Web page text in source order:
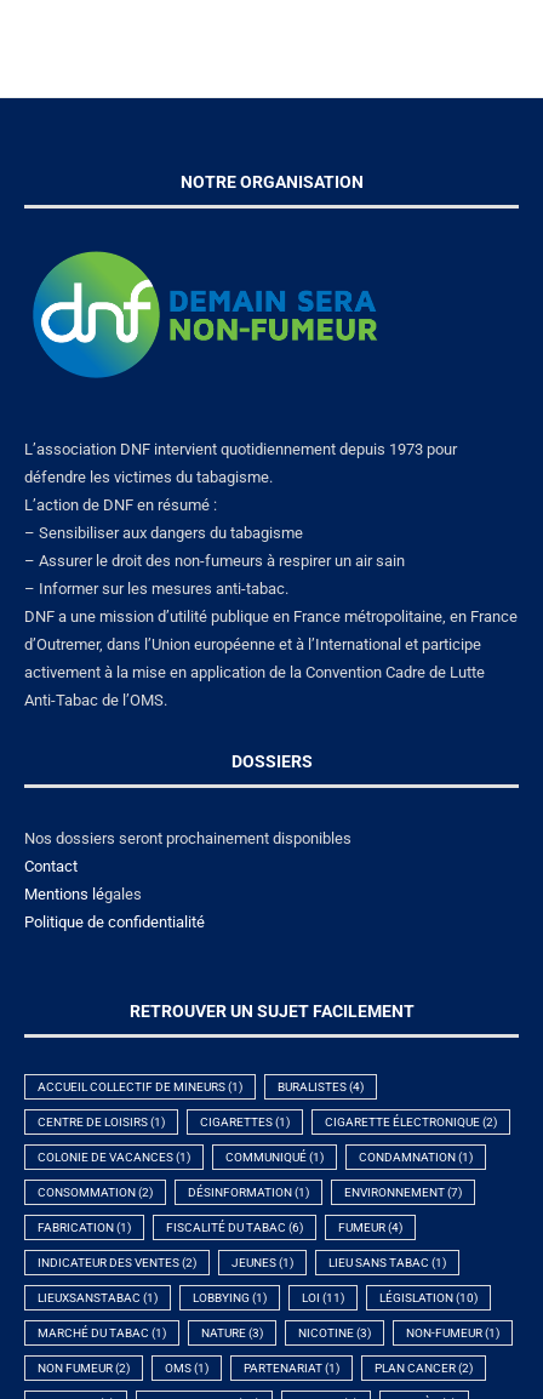
NOTRE ORGANISATION
L’association DNF intervient quotidiennement depuis 1973 pour
défendre les victimes du tabagisme.
L’action de DNF en résumé :
– Sensibiliser aux dangers du tabagisme
– Assurer le droit des non-fumeurs à respirer un air sain
– Informer sur les mesures anti-tabac.
DNF a une mission d’utilité publique en France métropolitaine, en France
d’Outremer, dans l’Union européenne et à l’International et participe
activement à la mise en application de la Convention Cadre de Lutte
Anti-Tabac de l’OMS.
DOSSIERS
Nos dossiers seront prochainement disponibles
Contact
Mentions légales
Politique de confidentialité
RETROUVER UN SUJET FACILEMENT
ACCUEIL COLLECTIF DE MINEURS(1) BURALISTES(4)
CENTRE DE LOISIRS(1) CIGARETTES(1) CIGARETTE ÉLECTRONIQUE(2)
COLONIE DE VACANCES(1) COMMUNIQUÉ(1) CONDAMNATION (1)
CONSOMMATION (2) DÉSINFORMATION (1) ENVIRONNEMENT(7)
FABRICATION (1) FISCALITÉ DU TABAC (6) FUMEUR(4)
INDICATEUR DES VENTES(2) JEUNES(1) LIEU SANS TABAC (1)
LIEUXSANSTABAC (1) LOBBYING (1) LOI (11) LÉGISLATION (10)
MARCHÉ DU TABAC (1) NATURE(3) NICOTINE(3) NON-FUMEUR(1)
NON FUMEUR(2) OMS(1) PARTENARIAT(1) PLAN CANCER(2)